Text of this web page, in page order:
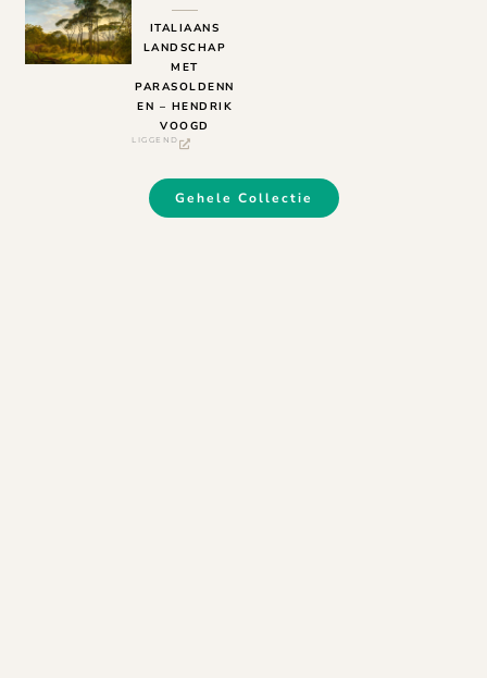
ITALIAANS
LANDSCHAP
MET
PARASOLDENN
EN – HENDRIK
VOOGD
LIGGEND
Gehele Collectie